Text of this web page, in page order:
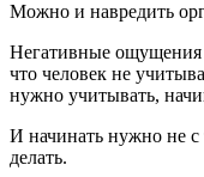
Можно и навредить
Негативные ощущения
что человек не
нужно учитывать,
И начинать нужно не с
делать.